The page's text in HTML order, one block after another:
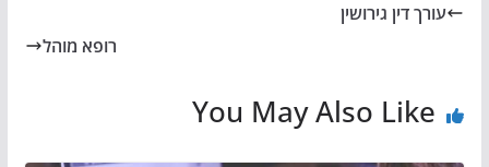
עורך דין גירושין
רופא מוהל
You May Also Like